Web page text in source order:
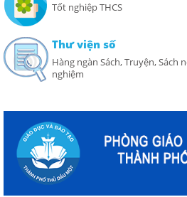
Tốt nghiệp THCS
Thư viện số
Hàng ngàn Sách, Truyện, Sách
nghiệm